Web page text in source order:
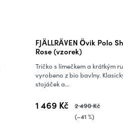
FJÄLLRÄVEN Övik Polo
Rose (vzorek)
1 469 Kč 2 490 Kč
(–41 %)
Tričko s límečkem a krátkým
vyrobeno z bio bavlny.
stojáček a...